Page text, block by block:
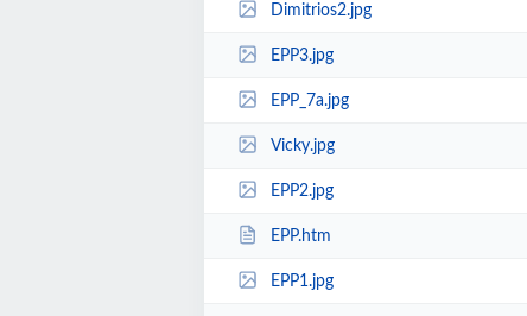
Dimitrios2.jpg
EPP3.jpg
EPP_7a.jpg
Vicky.jpg
EPP2.jpg
EPP.htm
EPP1.jpg